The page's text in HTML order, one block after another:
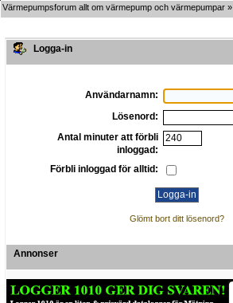
Värmepumpsforum allt om värmepump och värmepumpar »
Logga-in
Användarnamn:
Lösenord:
Antal minuter att förbli
inloggad:
Förbli inloggad för alltid:
Glömt bort ditt lösenord?
Annonser